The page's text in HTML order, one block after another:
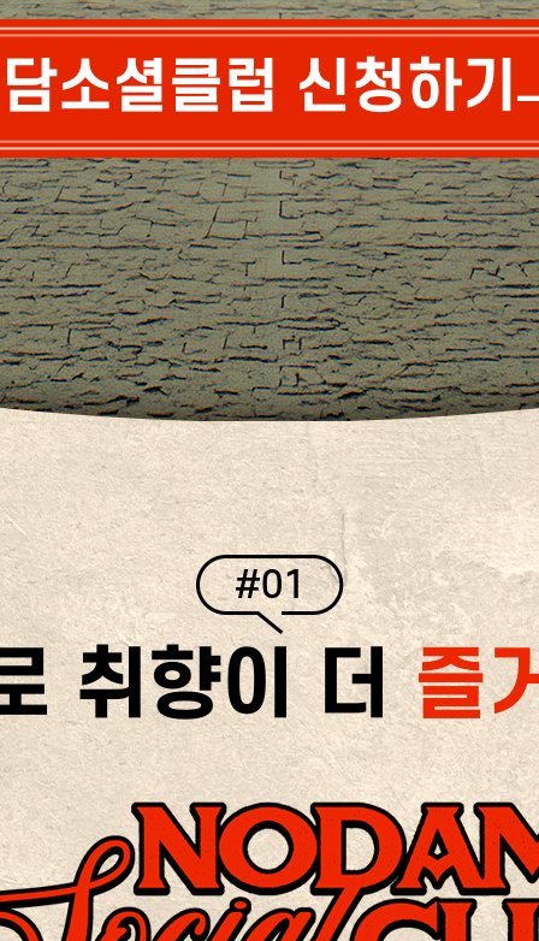
소셜클럽 신청하기
#01
취향이 더즐